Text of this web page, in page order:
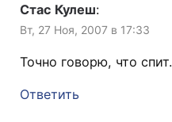
Стас Кулеш:
Вт, 27 Ноя, 2007 в 17:33
Точно говорю, что спит.
Ответить